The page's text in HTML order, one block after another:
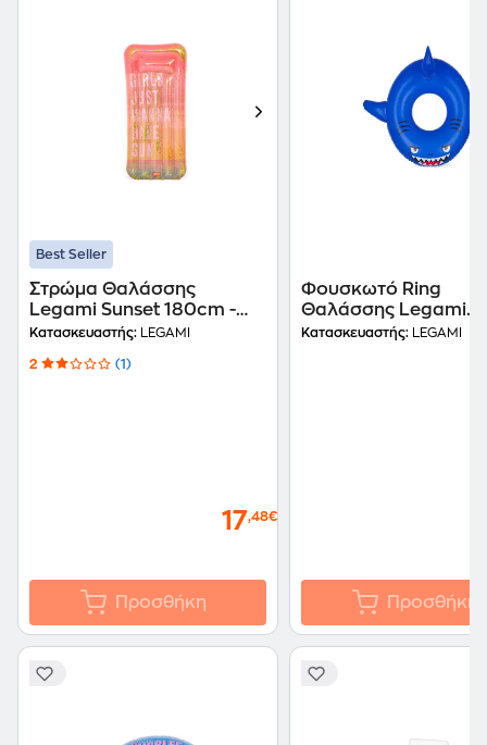
Best Seller
Στρώμα Θαλάσσης
Legami Sunset 180cm -
Ροζ
Κατασκευαστής: LEGAMI
2 (1)
17,48€
Προσθήκη
Φουσκωτό Ring
Θαλάσσης Legami
Παιδικό Shark
Κατασκευαστής: LEGAMI
Προσθήκη